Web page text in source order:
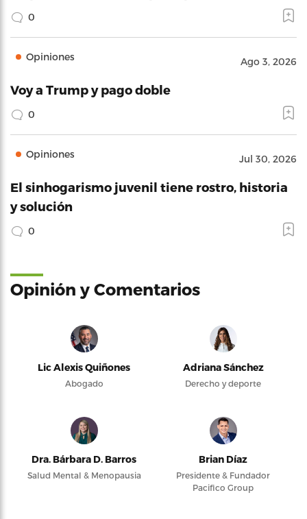
0
Opiniones Ago 3, 2026
Voy a Trump y pago doble
0
Opiniones Jul 30, 2026
El sinhogarismo juvenil tiene rostro, historia
y solución
0
Opinión y Comentarios
Lic Alexis Quiñones
Abogado
Adriana Sánchez
Derecho y deporte
Dra. Bárbara D. Barros
Salud Mental & Menopausia
Brian Díaz
Presidente & Fundador
Pacifico Group